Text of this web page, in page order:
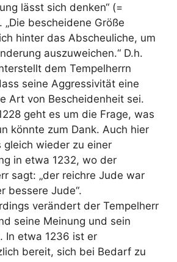
lässt sich denken“ (=
„Die bescheidene Größe
hinter das Abscheuliche, um
auszuweichen.“ D.h.
dem Tempelherrn
seine Aggressivität eine
Art von Bescheidenheit sei.
geht es um die Frage, was
könnte zum Dank. Auch hier
gleich wieder zu einer
in etwa 1232, wo der
sagt: „der reichre Jude war
bessere Jude“.
verändert der Tempelherr
seine Meinung und sein
In etwa 1236 ist er
bereit, sich bei Bedarf zu